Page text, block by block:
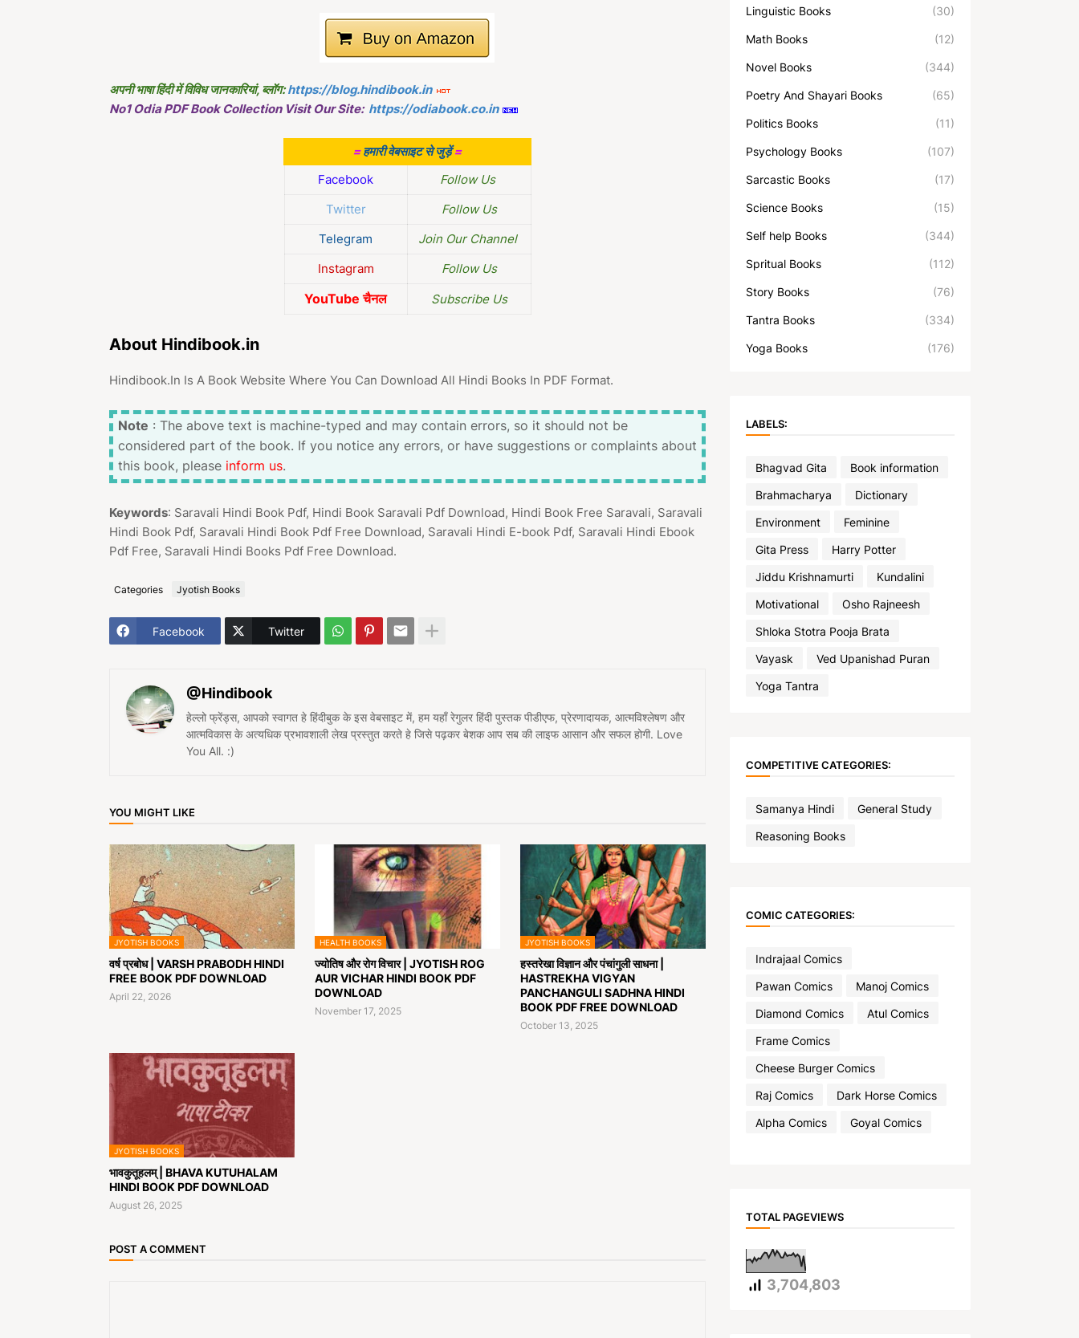
अपनी भाषा हिंदी में विविध जानकारियां, ब्लॉग: https://blog.hindibook.in
No1 Odia PDF Book Collection Visit Our Site: https://odiabook.co.in
=हमारी वेबसाइट से जुड़ें=
Facebook
Follow Us
Twitter
Follow Us
Telegram
Join Our Channel
Instagram
Follow Us
YouTube चैनल Subscribe Us
About Hindibook.in
Hindibook.In Is A Book Website Where You Can Download All Hindi Books In PDF Format.
Note : The above text is machine-typed and may contain errors, so it should not be
considered part of the book. If you notice any errors, or have suggestions or complaints about
this book, please inform us.
Keywords: Saravali Hindi Book Pdf, Hindi Book Saravali Pdf Download, Hindi Book Free Saravali, Saravali
Hindi Book Pdf, Saravali Hindi Book Pdf Free Download, Saravali Hindi E-book Pdf, Saravali Hindi Ebook
Pdf Free, Saravali Hindi Books Pdf Free Download.
Categories Jyotish Books
Facebook Twitter
@Hindibook
हेल्लो फ्रेंड्स, आपको स्वागत हे हिंदीबुक के इस वेबसाइट में, हम यहाँ रेगुलर हिंदी पुस्तक पीडीएफ, प्रेरणादायक, आत्मविश्लेषण और
आत्मविकास के अत्यधिक प्रभावशाली लेख प्रस्तुत करते हे जिसे पढ़कर बेशक आप सब की लाइफ आसान और सफल होगी. Love
You All. :)
YOU MIGHT LIKE
JYOTISH BOOKS
वर्ष प्रबोध | VARSH PRABODH HINDI
FREE BOOK PDF DOWNLOAD
April 22, 2026
HEALTH BOOKS
ज्योतिष और रोग विचार | JYOTISH ROG
AUR VICHAR HINDI BOOK PDF
DOWNLOAD
November 17, 2025
JYOTISH BOOKS
हस्तरेखा विज्ञान और पंचांगुली साधना |
HASTREKHA VIGYAN
PANCHANGULI SADHNA HINDI
BOOK PDF FREE DOWNLOAD
October 13, 2025
JYOTISH BOOKS
भावकुतूहलम् | BHAVA KUTUHALAM
HINDI BOOK PDF DOWNLOAD
August 26, 2025
POST A COMMENT
Linguistic Books (30)
Math Books (12)
Novel Books (344)
Poetry And Shayari Books (65)
Politics Books (11)
Psychology Books (107)
Sarcastic Books (17)
Science Books (15)
Self help Books (344)
Spritual Books (112)
Story Books (76)
Tantra Books (334)
Yoga Books (176)
LABELS:
Bhagvad Gita
Book information
Brahmacharya
Dictionary
Environment
Feminine
Gita Press
Harry Potter
Jiddu Krishnamurti
Kundalini
Motivational
Osho Rajneesh
Shloka Stotra Pooja Brata
Vayask
Ved Upanishad Puran
Yoga Tantra
COMPETITIVE CATEGORIES:
Samanya Hindi
General Study
Reasoning Books
COMIC CATEGORIES:
Indrajaal Comics
Pawan Comics
Manoj Comics
Diamond Comics
Atul Comics
Frame Comics
Cheese Burger Comics
Raj Comics
Dark Horse Comics
Alpha Comics
Goyal Comics
TOTAL PAGEVIEWS
3,704,803